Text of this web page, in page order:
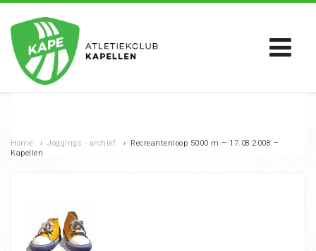
Home › Joggings - archief › Recreantenloop 5000 m – 17.08.2008 –
Kapellen